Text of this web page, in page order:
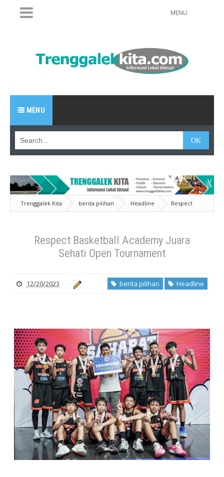
MENU
MENU
Trenggalek Kita berita pilihan Headline
Respect
Basketball Academy Juara Sehati Open Tournament
Respect Basketball Academy Juara
Sehati Open Tournament
12/20/2023 berita pilihan Headline